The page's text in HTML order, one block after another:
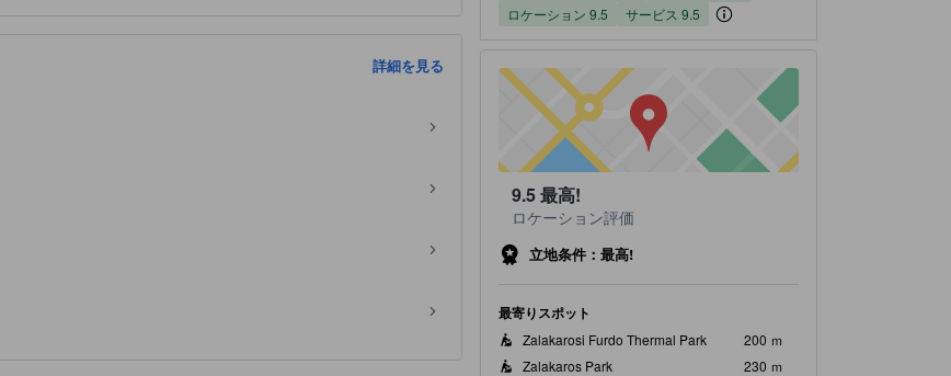
詳細を見る
ロケーション 9.5
サービス 9.5
9.5最高!
ロケーション評価
立地条件：最高!
最寄りスポット
Zalakarosi Furdo Thermal Park
200 ｍ
Zalakaros Park
230 ｍ